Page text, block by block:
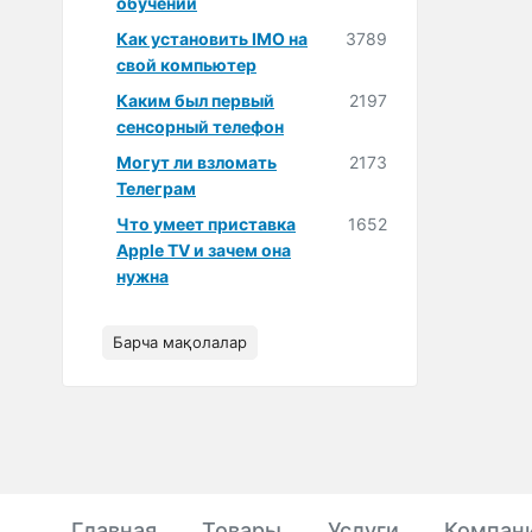
Как установить IMO на
свой компьютер
3789
Каким был первый
сенсорный телефон
2197
Могут ли взломать
Телеграм
2173
Что умеет приставка
Apple TV и зачем она
нужна
1652
Барча мақолалар